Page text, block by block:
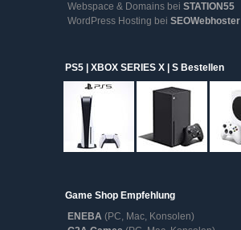
Webspace & Domains bei STATION55
WordPress Hosting bei SEOWebhoster
PS5 | XBOX SERIES X | S Bestellen
Game Shop Empfehlung
ENEBA (PC, Mac, Konsolen)